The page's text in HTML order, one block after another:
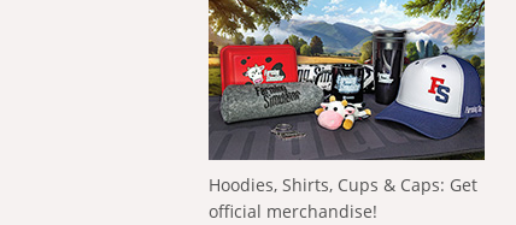
Hoodies, Shirts, Cups & Caps: Get
official merchandise!